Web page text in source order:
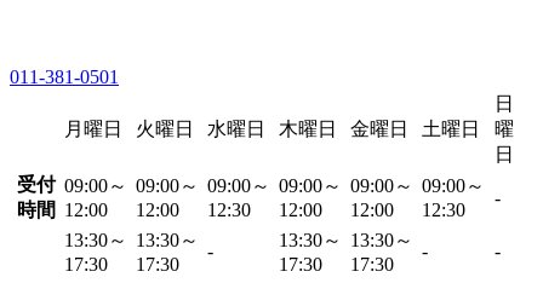
011-381-0501
月曜日 火曜日 水曜日 木曜日 金曜日 土曜日
日
曜
日
受付
時間
09:00～
12:00
09:00～
12:00
09:00～
12:30
09:00～
12:00
09:00～
12:00
09:00～
12:30
-
13:30～
17:30
13:30～
17:30
-
13:30～
17:30
13:30～
17:30
- -